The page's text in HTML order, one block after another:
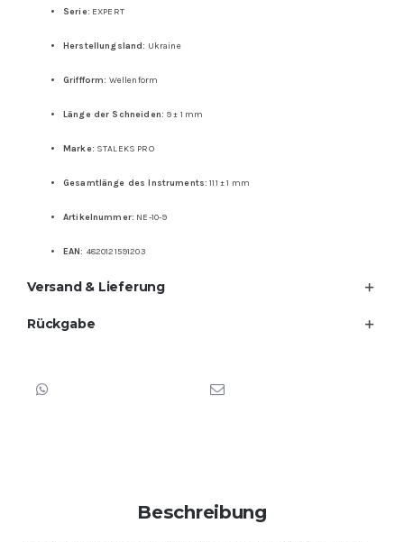
Serie: EXPERT
Herstellungsland: Ukraine
Griffform: Wellenform
Länge der Schneiden: 9 ± 1 mm
Marke: STALEKS PRO
Gesamtlänge des Instruments: 111 ± 1 mm
Artikelnummer: NE-10-9
EAN: 4820121591203
Versand & Lieferung
Rückgabe
Beschreibung